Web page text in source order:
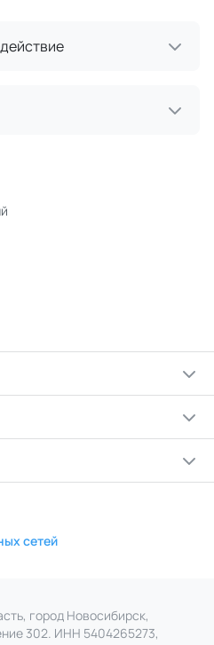
сетей
город Новосибирск,
302. ИНН 5404265273,